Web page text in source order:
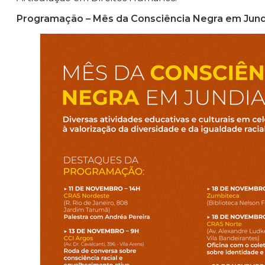
Programação – Mês da Consciência Negra em